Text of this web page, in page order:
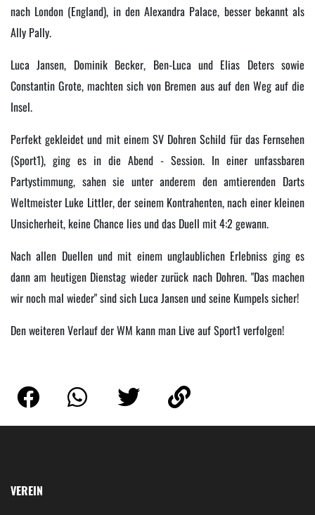
nach London (England), in den Alexandra Palace, besser bekannt als
Ally Pally.
Luca Jansen, Dominik Becker, Ben-Luca und Elias Deters sowie
Constantin Grote, machten sich von Bremen aus auf den Weg auf die
Insel.
Perfekt gekleidet und mit einem SV Dohren Schild für das Fernsehen
(Sport1), ging es in die Abend - Session. In einer unfassbaren
Partystimmung, sahen sie unter anderem den amtierenden Darts
Weltmeister Luke Littler, der seinem Kontrahenten, nach einer kleinen
Unsicherheit, keine Chance lies und das Duell mit 4:2 gewann.
Nach allen Duellen und mit einem unglaublichen Erlebniss ging es
dann am heutigen Dienstag wieder zurück nach Dohren. "Das machen
wir noch mal wieder" sind sich Luca Jansen und seine Kumpels sicher!
Den weiteren Verlauf der WM kann man Live auf Sport1 verfolgen!
VEREIN